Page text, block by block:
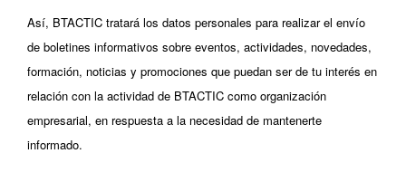
Así, BTACTIC tratará los datos personales para realizar el envío
de boletines informativos sobre eventos, actividades, novedades,
formación, noticias y promociones que puedan ser de tu interés en
relación con la actividad de BTACTIC como organización
empresarial, en respuesta a la necesidad de mantenerte
informado.